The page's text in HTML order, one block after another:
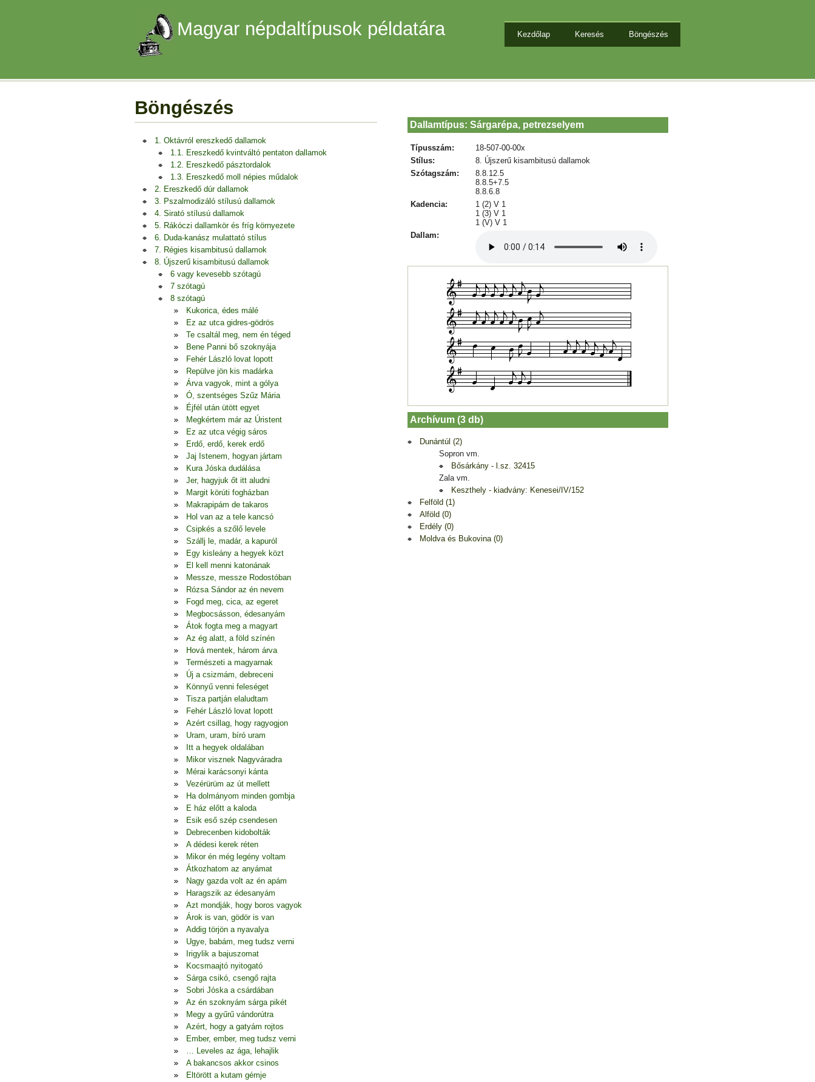
Magyar népdaltípusok példatára Kezdőlap Keresés Böngészés
Böngészés
1. Oktávról ereszkedő dallamok
1.1. Ereszkedő kvintváltó pentaton dallamok
1.2. Ereszkedő pásztordalok
1.3. Ereszkedő moll népies műdalok
2. Ereszkedő dúr dallamok
3. Pszalmodizáló stílusú dallamok
4. Sirató stílusú dallamok
5. Rákóczi dallamkör és fríg környezete
6. Duda-kanász mulattató stílus
7. Régies kisambitusú dallamok
8. Újszerű kisambitusú dallamok
6 vagy kevesebb szótagú
7 szótagú
8 szótagú
Kukorica, édes málé
Ez az utca gidres-gödrös
Te csaltál meg, nem én téged
Bene Panni bő szoknyája
Fehér László lovat lopott
Repülve jön kis madárka
Árva vagyok, mint a gólya
Ó, szentséges Szűz Mária
Éjfél után ütött egyet
Megkértem már az Úristent
Ez az utca végig sáros
Erdő, erdő, kerek erdő
Jaj Istenem, hogyan jártam
Kura Jóska dudálása
Jer, hagyjuk őt itt aludni
Margit körúti fogházban
Makrapipám de takaros
Hol van az a tele kancsó
Csipkés a szőlő levele
Szállj le, madár, a kapuról
Egy kisleány a hegyek közt
El kell menni katonának
Messze, messze Rodostóban
Rózsa Sándor az én nevem
Fogd meg, cica, az egeret
Megbocsásson, édesanyám
Átok fogta meg a magyart
Az ég alatt, a föld színén
Hová mentek, három árva
Természeti a magyarnak
Új a csizmám, debreceni
Könnyű venni feleséget
Tisza partján elaludtam
Fehér László lovat lopott
Azért csillag, hogy ragyogjon
Uram, uram, bíró uram
Itt a hegyek oldalában
Mikor visznek Nagyváradra
Mérai karácsonyi kánta
Vezérürüm az út mellett
Ha dolmányom minden gombja
E ház előtt a kaloda
Esik eső szép csendesen
Debrecenben kidobolták
A dédesi kerek réten
Mikor én még legény voltam
Átkozhatom az anyámat
Nagy gazda volt az én apám
Haragszik az édesanyám
Azt mondják, hogy boros vagyok
Árok is van, gödör is van
Addig törjön a nyavalya
Ugye, babám, meg tudsz verni
Irigylik a bajuszomat
Kocsmaajtó nyitogató
Sárga csikó, csengő rajta
Sobri Jóska a csárdában
Az én szoknyám sárga pikét
Megy a gyűrű vándorútra
Azért, hogy a gatyám rojtos
Ember, ember, meg tudsz verni
… Leveles az ága, lehajlik
A bakancsos akkor csinos
Eltörött a kutam gémje
Dallamtípus: Sárgarépa, petrezselyem
Típusszám:
18-507-00-00x
Stílus:
8. Újszerű kisambitusú dallamok
Szótagszám:
8.8.12.5
8.8.5+7.5
8.8.6.8
Kadencia:
1 (2) V 1
1 (3) V 1
1 (V) V 1
Dallam:
Archívum (3 db)
Dunántúl (2)
Sopron vm.
Bősárkány - l.sz. 32415
Zala vm.
Keszthely - kiadvány: Kenesei/IV/152
Felföld (1)
Alföld (0)
Erdély (0)
Moldva és Bukovina (0)